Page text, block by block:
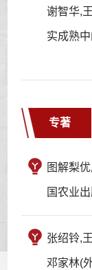
谢智华,
实成熟中
专著
图解梨
国农业
张绍铃,
邓家林(